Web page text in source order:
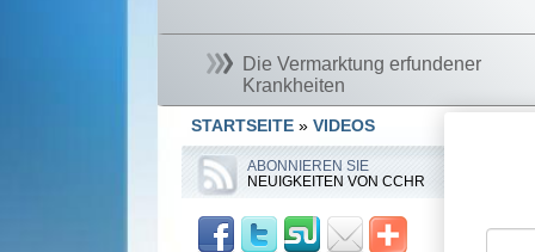
Die Vermarktung erfundener
Krankheiten
STARTSEITE » VIDEOS
ABONNIEREN SIE
NEUIGKEITEN VON CCHR